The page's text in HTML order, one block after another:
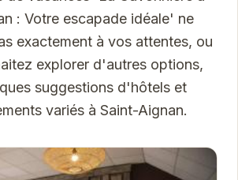
: Votre escapade idéale' ne
exactement à vos attentes, ou
explorer d'autres options,
suggestions d'hôtels et
variés à Saint-Aignan.